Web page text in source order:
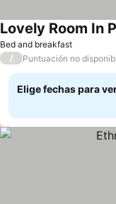
Bed and breakfast
Lovely Room In
/ Puntuación no
Elige fechas para